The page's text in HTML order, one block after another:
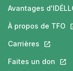
Avantages
À propos de TFO
Carrières Ce lien
Faites un don Ce